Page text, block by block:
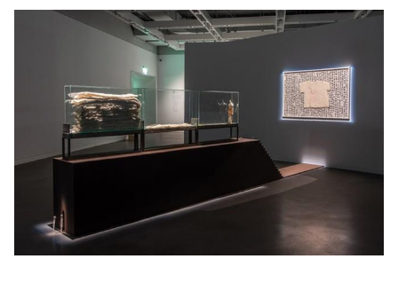
交通資訊
兒童美術館
高美館
無障礙服務專區
易讀手冊
藝術之旅
三秌茶屋
Pasadena
Pinkoi 電商平台
徵件辦法
典藏查詢
典藏圖檔申請
研究資源
藝術認證 / 百夜默讀 / 高雄ART青
南島當代記憶工程
視覺藝術影像資料庫
系列出版
線上學習
線上書
藝術閱聽
雄雄藝見你│Podcast
時代之聲│Podcasts
典藏賞析│Podcasts
視覺影像資料庫│影音紀錄
藝術認證│高美館館刊
珍珠—南方視野的女性藝術
多元史觀特藏室二部曲：南方作為衝撞之所
流於形式—梁任宏個展(1999-2024)
透景線：實境的疊隱與擴張
AR/VR體驗
寓懷的行板：劉生容研究展
來自大地的祝福— 2019-2020典藏捐贈展
感知棲所— 關鍵典藏2019-2020
線上學習資源
相遇在南方 - 教/學包
美術資源教室-手作課程
關於我們
關於高美館/年報
關於館長
組織職掌
規劃傳承
兒童美術館
關於兒童美術館
藝術生態園區
高美之友
美術館會員
EN TW